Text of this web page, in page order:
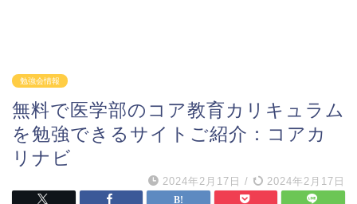
勉強会情報
無料で医学部のコア教育カリキュラム
を勉強できるサイトご紹介：コアカ
リナビ
2024年2月17日 / 2024年2月17日